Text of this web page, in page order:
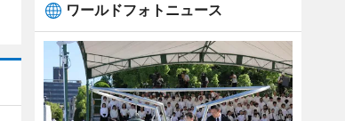
ワールドフォトニュース